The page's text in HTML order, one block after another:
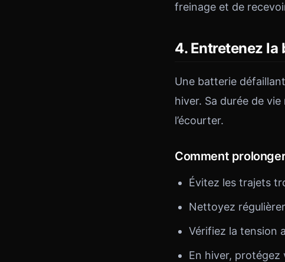
freinage et de
4. Entretenez la
Une batterie
hiver. Sa durée de
l’écourter.
Comment
Évitez les trajets
Nettoyez
Vérifiez la tension
En hiver,